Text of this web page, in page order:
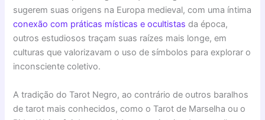
sugerem suas origens na Europa medieval, com uma íntima
conexão com práticas místicas e ocultistas da época,
outros estudiosos traçam suas raízes mais longe, em
culturas que valorizavam o uso de símbolos para explorar o
inconsciente coletivo.
A tradição do Tarot Negro, ao contrário de outros baralhos
de tarot mais conhecidos, como o Tarot de Marselha ou o